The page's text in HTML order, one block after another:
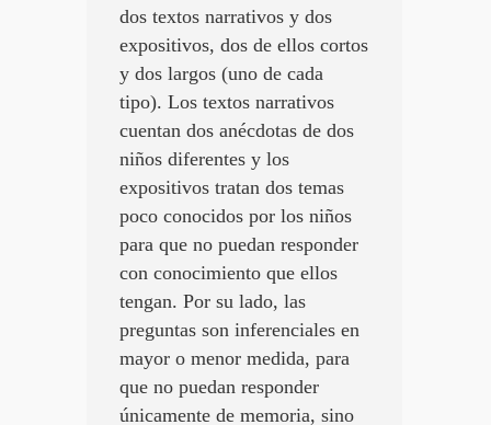
dos textos narrativos y dos
expositivos, dos de ellos cortos
y dos largos (uno de cada
tipo). Los textos narrativos
cuentan dos anécdotas de dos
niños diferentes y los
expositivos tratan dos temas
poco conocidos por los niños
para que no puedan responder
con conocimiento que ellos
tengan. Por su lado, las
preguntas son inferenciales en
mayor o menor medida, para
que no puedan responder
únicamente de memoria, sino